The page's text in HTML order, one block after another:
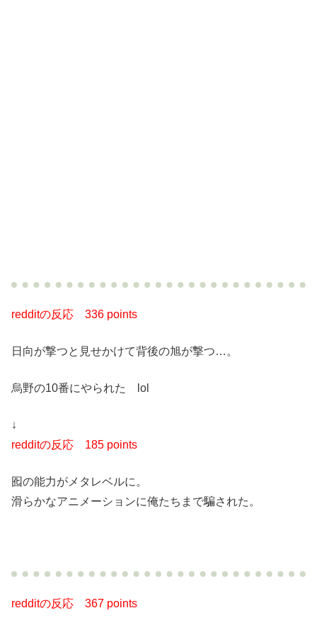
redditの反応 336 points
日向が撃つと見せかけて背後の旭が撃つ…。
烏野の10番にやられた lol
↓
redditの反応 185 points
囮の能力がメタレベルに。
滑らかなアニメーションに俺たちまで騙された。
redditの反応 367 points